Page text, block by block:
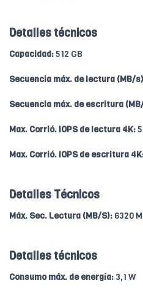
Detalles técnicos
Capacidad:512 GB
Secuencia máx. de lectura (MB/
Secuencia máx. de escritura
Max. Corrió. IOPS de lectura 4K:
Max. Corrió. IOPS de escritura
Detalles Técnicos
Máx. Sec. Lectura (MB/S): 6320
Detalles técnicos
Consumo máx. de energía: 3,1 W